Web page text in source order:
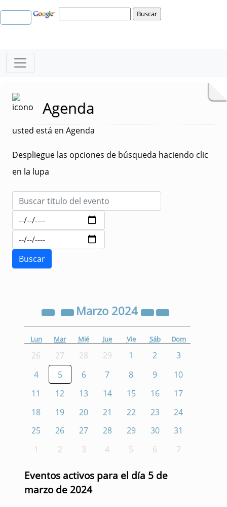
Agenda
usted está en Agenda
Despliegue las opciones de búsqueda haciendo clic
en la lupa
Marzo 2024
Lun Mar Mié Jue Vie Sáb Dom
26 27 28 29 1 2
3
4
5 6 7 8 9
10
11
12 13 14 15 16
17
18
19 20 21 22 23
24
25
26 27 28 29 30
31
1
2 3 4 5 6 7
Eventos activos para el día 5 de
marzo de 2024